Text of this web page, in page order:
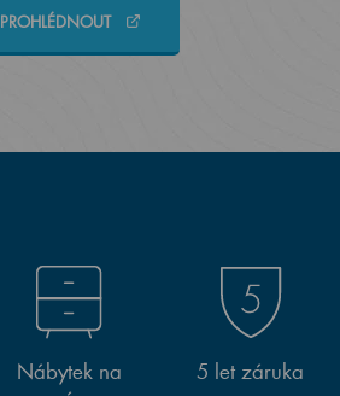
PROHLÉDNOUT
Nábytek na
5 let záruka